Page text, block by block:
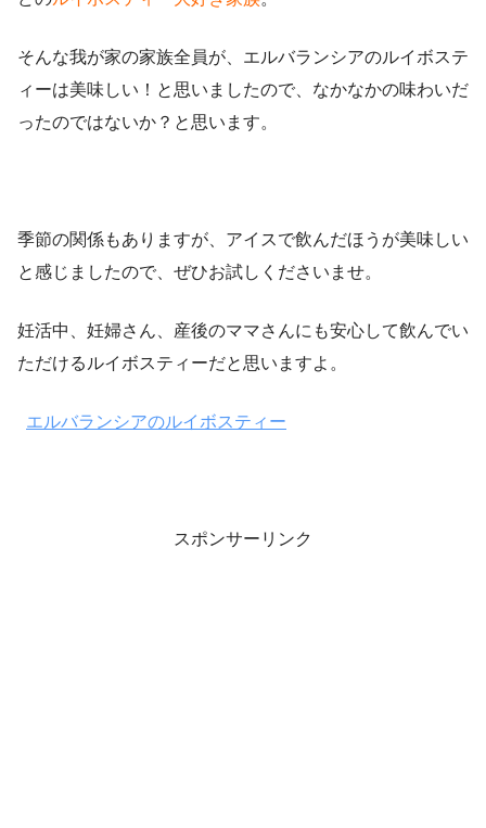
そんな我が家の家族全員が、エルバランシアのルイボステ
ィーは美味しい！と思いましたので、なかなかの味わいだ
ったのではないか？と思います。
季節の関係もありますが、アイスで飲んだほうが美味しい
と感じましたので、ぜひお試しくださいませ。
妊活中、妊婦さん、産後のママさんにも安心して飲んでい
ただけるルイボスティーだと思いますよ。
エルバランシアのルイボスティー
スポンサーリンク